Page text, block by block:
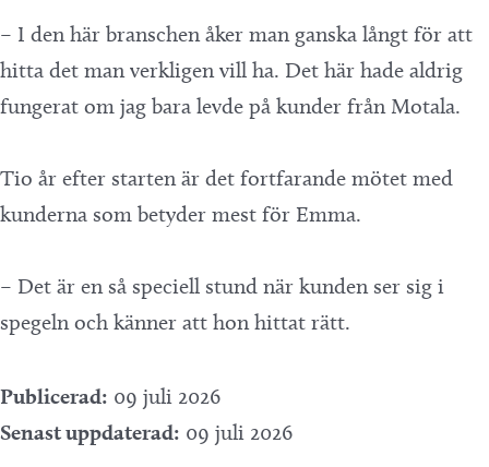
– I den här branschen åker man ganska långt för att
hitta det man verkligen vill ha. Det här hade aldrig
fungerat om jag bara levde på kunder från Motala.
Tio år efter starten är det fortfarande mötet med
kunderna som betyder mest för Emma.
– Det är en så speciell stund när kunden ser sig i
spegeln och känner att hon hittat rätt.
Publicerad: 09 juli 2026
Senast uppdaterad: 09 juli 2026